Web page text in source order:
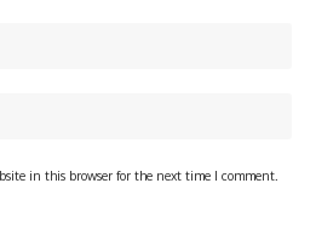
in this browser for the next time I comment.